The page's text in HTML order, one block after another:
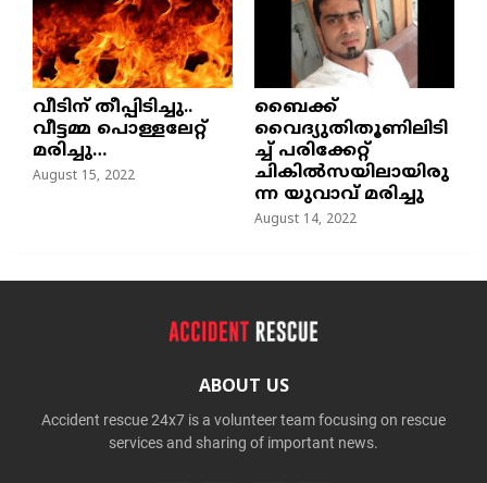
വീടിന് തീപ്പിടിച്ചു..
വീട്ടമ്മ പൊള്ളലേറ്റ്
മരിച്ചു…
August 15, 2022
ബൈക്ക്
വൈദ്യുതിതൂണിലിടി
ച്ച്‌ പരിക്കേറ്റ്
ചികില്‍സയിലായിരു
ന്ന യുവാവ് മരിച്ചു
August 14, 2022
ABOUT US
Accident rescue 24x7 is a volunteer team focusing on rescue
services and sharing of important news.